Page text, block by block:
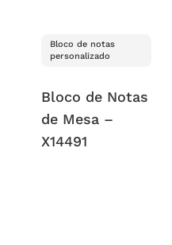
Bloco de notas
personalizado
Bloco de Notas
de Mesa –
X14491